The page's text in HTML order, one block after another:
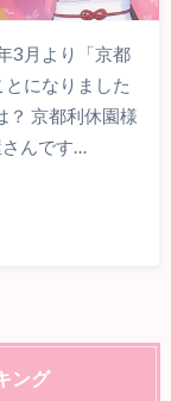
3月より「京都
になりました
？ 京都利休園様
んです…
ング